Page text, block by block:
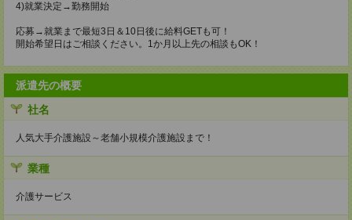
4)就業決定→勤務開始
応募→就業まで最短3日＆10日後に給料GETも可！
開始希望日はご相談ください。1か月以上先の相談もOK！
派遣先の概要
社名
人気大手介護施設～老舗小規模介護施設まで！
業種
介護サービス